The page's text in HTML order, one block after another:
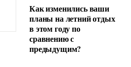
Как изменились ваши
планы на летний отдых
в этом году по
сравнению с
предыдущим?